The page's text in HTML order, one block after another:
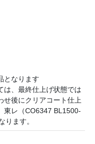
となります
、最終仕上げ状態では
せ後にクリアコート仕上
東レ（CO6347 BL1500-
ります。